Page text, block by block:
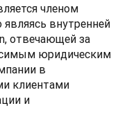
членом
являясь внутренней
отвечающей за
юридическим
в
клиентами
и